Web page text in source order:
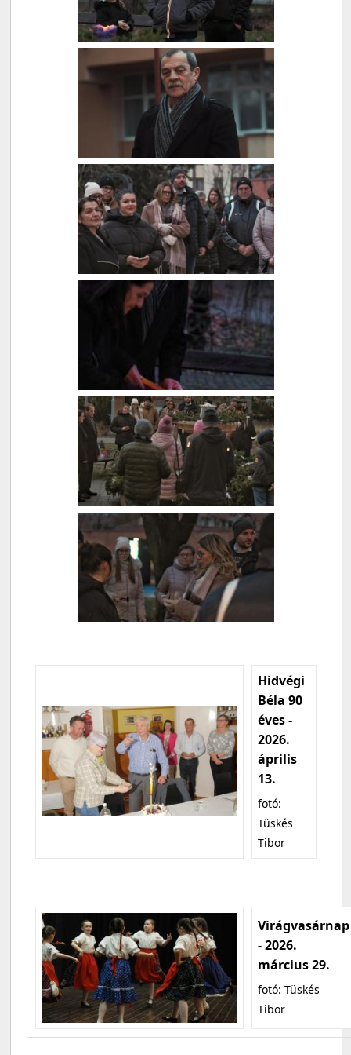
Hidvégi
Béla 90
éves -
2026.
április
13.
fotó:
Tüskés
Tibor
Virágvasárnap
- 2026.
március 29.
fotó: Tüskés
Tibor